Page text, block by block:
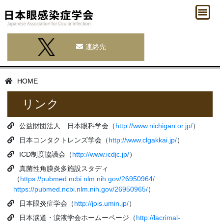
連絡先
HOME
リンク
公益財団法人 日本眼科学会（http://www.nichigan.or.jp/）
日本コンタクトレンズ学会（http://www.clgakkai.jp/）
ICD制度協議会（http://www.icdjc.jp/）
真菌性角膜炎多施設スタディ
（https://pubmed.ncbi.nlm.nih.gov/26950964/
https://pubmed.ncbi.nlm.nih.gov/26950965/）
日本眼炎症学会（http://jois.umin.jp/）
日本涙道・涙液学会ホームーページ（http://lacrimal-